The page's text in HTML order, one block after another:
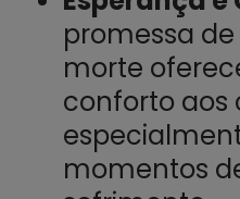
promessa
morte
conforto aos
momentos